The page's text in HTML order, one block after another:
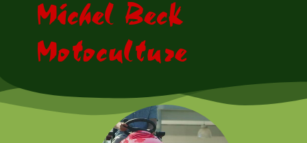
Michel Beck
Motoculture